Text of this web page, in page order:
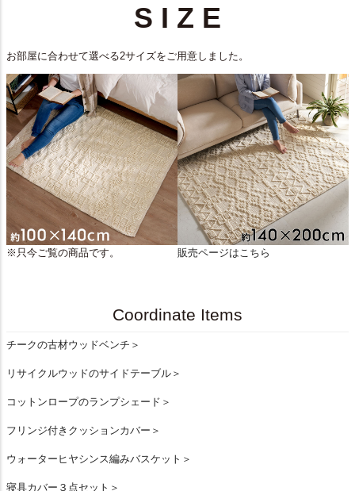
S I Z E
お部屋に合わせて選べる2サイズをご用意しました。
※只今ご覧の商品です。 販売ページはこちら
Coordinate Items
チークの古材ウッドベンチ＞
リサイクルウッドのサイドテーブル＞
コットンロープのランプシェード＞
フリンジ付きクッションカバー＞
ウォーターヒヤシンス編みバスケット＞
寝具カバー３点セット＞